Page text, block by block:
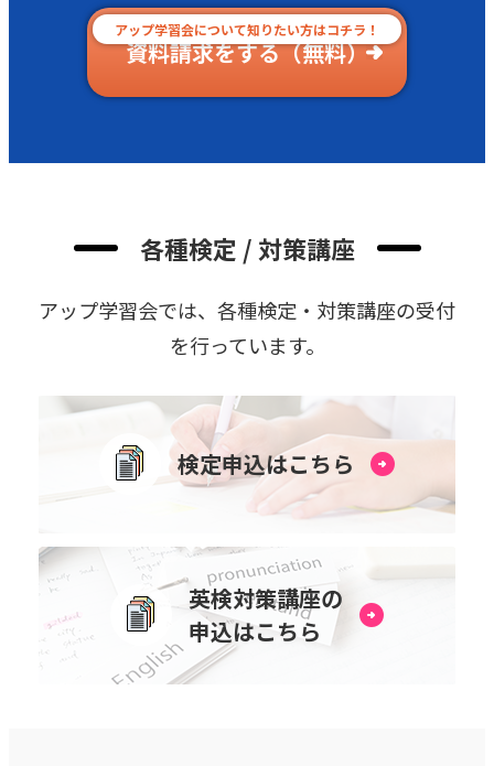
アップ学習会について知りたい方はコチラ！
資料請求をする（無料）
各種検定 / 対策講座
アップ学習会では、各種検定・対策講座の受付
を⾏っています。
検定申込はこちら
英検対策講座の
申込はこちら